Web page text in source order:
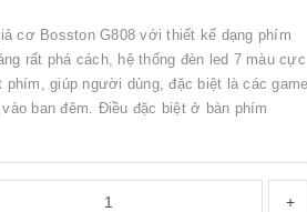
cơ Bosston G808 với thiết kế dạng phím
rất phá cách, hệ thống đèn led 7 màu cực
giúp người dùng, đặc biệt là các game
ban đêm. Điều đặc biệt ở bàn phím
+